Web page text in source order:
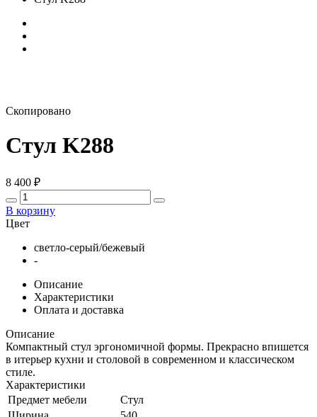
Скопировано
Стул K288
8 400 ₽
В корзину
Цвет
светло-серый/бежевый
-
Описание
Характеристики
Оплата и доставка
Описание
Компактный стул эргономичной формы. Прекрасно впишется
в итерьер кухни и столовой в современном и классическом
стиле.
Характеристики
Предмет мебели
Стул